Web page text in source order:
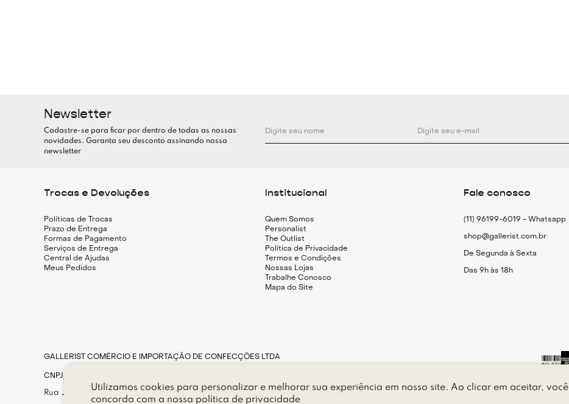
Utilizamos cookies para personalizar e melhorar sua experiência em nosso site. Ao clicar em aceitar, você
concorda com a nossa política de privacidade
Newsletter
Cadastre-se para ficar por dentro de todas as nossas
novidades. Garanta seu desconto assinando nossa
newsletter
Trocas e Devoluções
Políticas de Trocas
Prazo de Entrega
Formas de Pagamento
Serviços de Entrega
Central de Ajudas
Meus Pedidos
Institucional
Quem Somos
Personalist
The Outlist
Política de Privacidade
Termos e Condições
Nossas Lojas
Trabalhe Conosco
Mapa do Site
Fale conosco
(11) 96199-6019 - Whatsapp
shop@gallerist.com.br
De Segunda à Sexta
Das 9h às 18h
GALLERIST COMÉRCIO E IMPORTAÇÃO DE CONFECÇÕES LTDA
CNPJ/MF sob n. 14.056.174/0001-80
Rua Joaquim Antunes, n. 177, loja 183, Bairro Pinheiros, CEP 05.415-010 - São Paulo - SP